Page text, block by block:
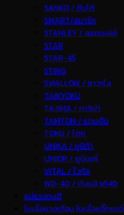
SANKO / ซันโก้
SMART/สมาร์ท
STANLEY / สแตนเล่ย์
STAR
STAR-45
STING
SWALLOW / ซาวาโล
TAIKYOKU
TAJIMA / ทาจิม่า
TAMTON / แทมตัน
TOKU / โตกุ
UNIKA / ยูนิก้า
UNIOR / ยูนิออร์
VITAL / ไวทัล
WD-40 / ดับบลิวดี40
แม่แรงตะเข้
ใบเลื่อยวงเดือน ใบเลื่อยจิ๊กซอว์